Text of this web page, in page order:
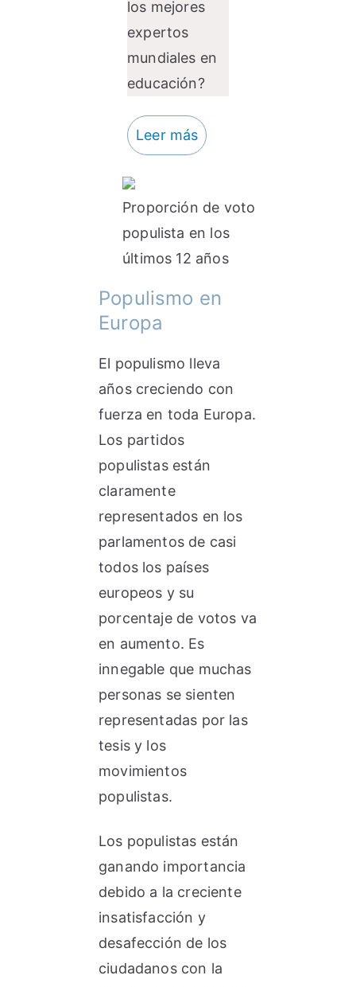
los mejores
expertos
mundiales en
educación?
Leer más
Proporción de voto
populista en los
últimos 12 años
Populismo en
Europa
El populismo lleva
años creciendo con
fuerza en toda Europa.
Los partidos
populistas están
claramente
representados en los
parlamentos de casi
todos los países
europeos y su
porcentaje de votos va
en aumento. Es
innegable que muchas
personas se sienten
representadas por las
tesis y los
movimientos
populistas.
Los populistas están
ganando importancia
debido a la creciente
insatisfacción y
desafección de los
ciudadanos con la